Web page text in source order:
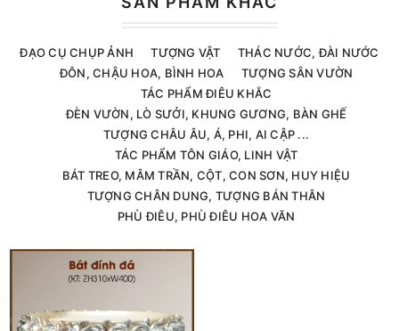
ĐẠO CỤ CHỤP ẢNH TƯỢNG VẬT
THÁC NƯỚC, ĐÀI NƯỚC
ĐÔN, CHẬU HOA, BÌNH HOA
TƯỢNG SÂN VƯỜN
TÁC PHẨM ĐIÊU KHẮC
ĐÈN VƯỜN, LÒ SƯỞI, KHUNG GƯƠNG, BÀN GHẾ
TƯỢNG CHÂU ÂU, Á, PHI, AI CẬP ...
TÁC PHẨM TÔN GIÁO, LINH VẬT
BÁT TREO, MÂM TRẦN, CỘT, CON SƠN, HUY HIỆU
TƯỢNG CHÂN DUNG, TƯỢNG BÁN THÂN
PHÙ ĐIÊU, PHÙ ĐIÊU HOA VĂN